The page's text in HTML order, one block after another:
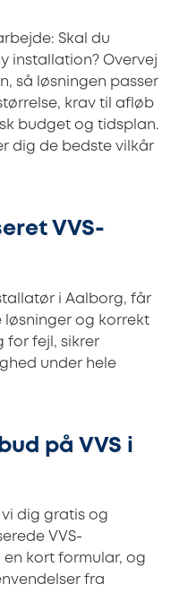
Skal du
installation? Overvej
så løsningen passer
krav til afløb
budget og tidsplan.
dig de bedste vilkår
VVS-
i Aalborg, får
løsninger og korrekt
for fejl, sikrer
under hele
på VVS i
dig gratis og
VVS-
kort formular, og
fra